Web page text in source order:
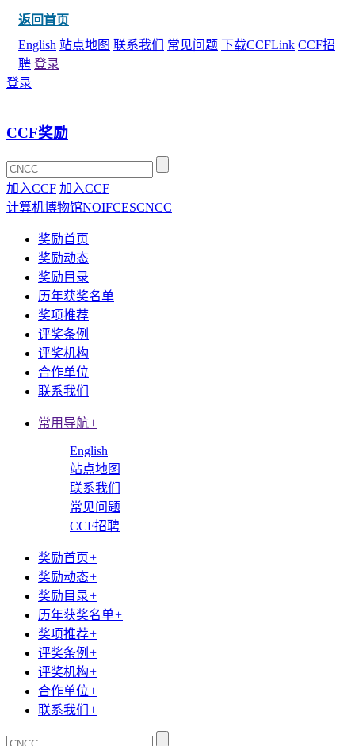
返回首页
English 站点地图 联系我们 常见问题 下载CCFLink CCF招
聘 登录
登录
CCF奖励
加入CCF 加入CCF
计算机博物馆NOIFCESCNCC
奖励首页
奖励动态
奖励目录
历年获奖名单
奖项推荐
评奖条例
评奖机构
合作单位
联系我们
常用导航+
English
站点地图
联系我们
常见问题
CCF招聘
奖励首页+
奖励动态+
奖励目录+
历年获奖名单+
奖项推荐+
评奖条例 +
评奖机构+
合作单位+
联系我们 +